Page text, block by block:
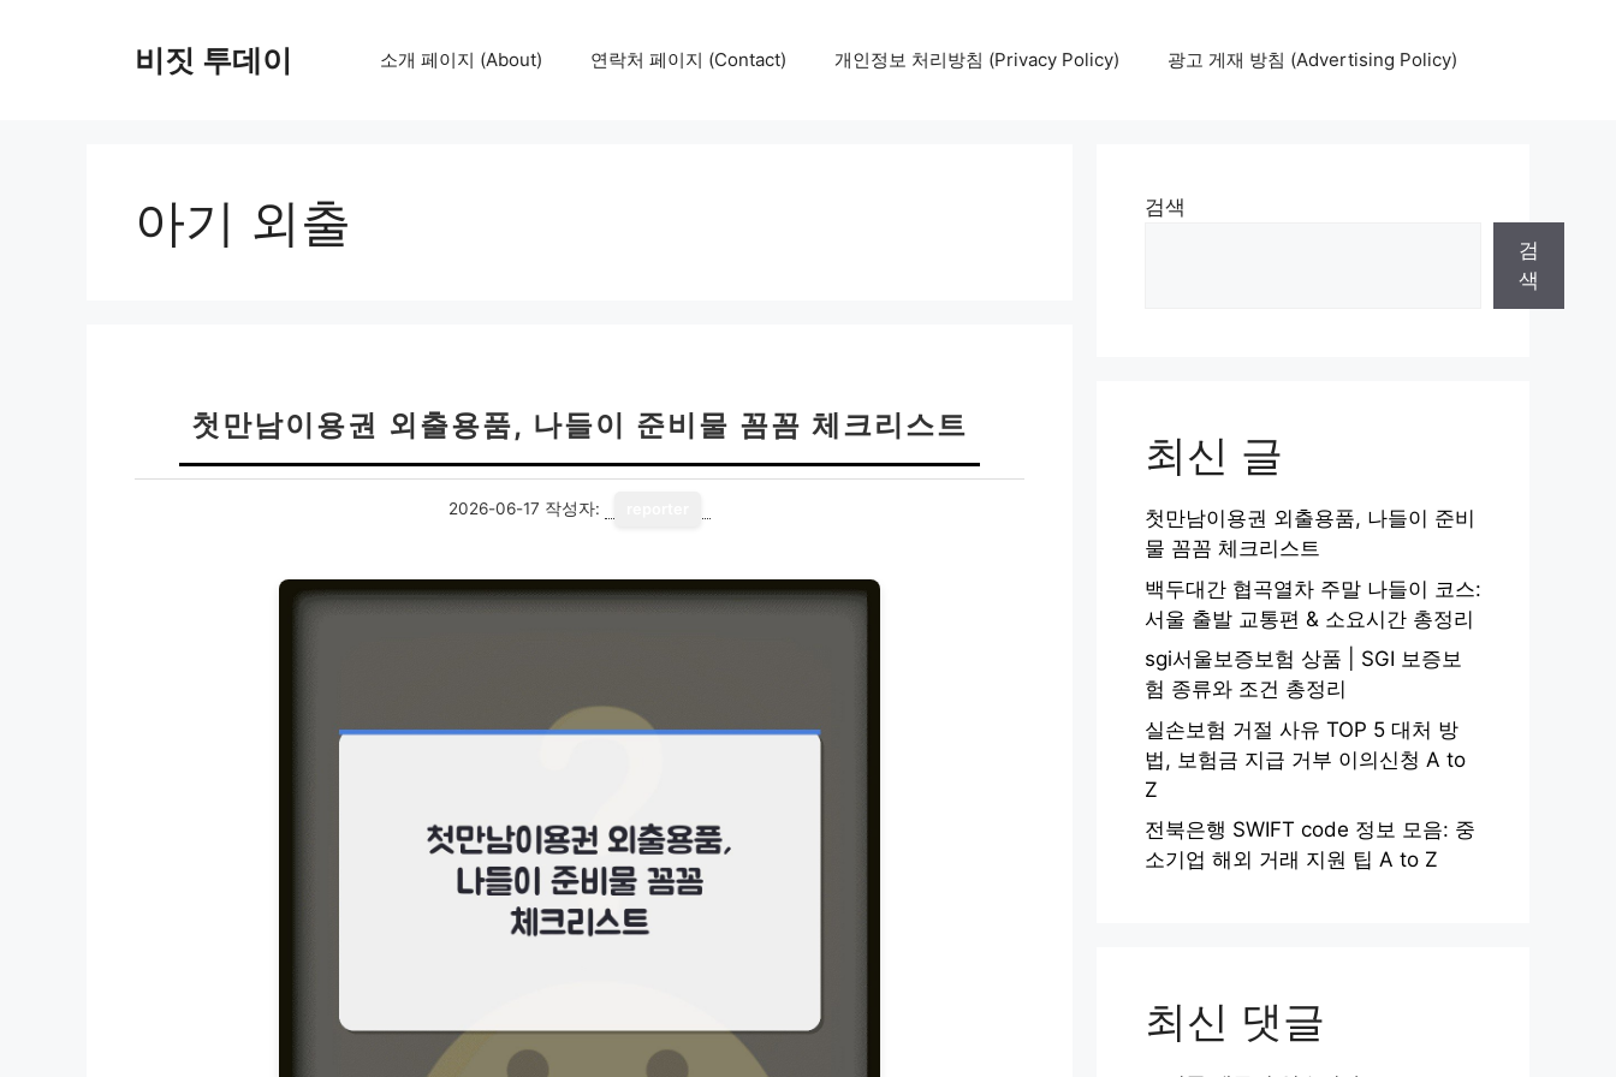
비짓 투데이 소개 페이지 (About) 연락처 페이지 (Contact) 개인정보 처리방침 (Privacy Policy) 광고 게재 방침 (Advertising Policy)
아기 외출
첫만남이용권 외출용품, 나들이 준비물 꼼꼼 체크리스트
2026-06-17 작성자:
검색
검
색
최신 글
첫만남이용권 외출용품, 나들이 준비
물 꼼꼼 체크리스트
백두대간 협곡열차 주말 나들이 코스:
서울 출발 교통편 & 소요시간 총정리
sgi서울보증보험 상품 | SGI 보증보
험 종류와 조건 총정리
실손보험 거절 사유 TOP 5 대처 방
법, 보험금 지급 거부 이의신청 A to
Z
전북은행 SWIFT code 정보 모음: 중
소기업 해외 거래 지원 팁 A to Z
최신 댓글